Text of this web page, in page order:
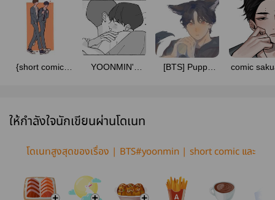
{short comic}
YOONMIN's
[BTS] Puppy
comic
ให้กำลังใจนักเขียนผ่านโดเนท
โดเนทสูงสุดของเรื่อง | BTS#yoonmin | short comic และ